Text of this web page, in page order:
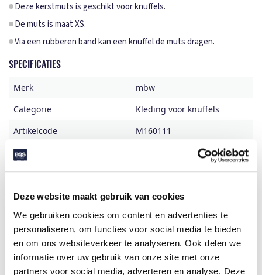
Deze website maakt gebruik van cookies
We gebruiken cookies om content en advertenties te
personaliseren, om functies voor social media te bieden
en om ons websiteverkeer te analyseren. Ook delen we
informatie over uw gebruik van onze site met onze
partners voor social media, adverteren en analyse. Deze
Deze kerstmuts is geschikt voor knuffels.
De muts is maat XS.
Via een rubberen band kan een knuffel de muts dragen.
SPECIFICATIES
Merk
mbw
Categorie
Kleding voor knuffels
Artikelcode
M160111
Formaat
Gewicht
2 gr
Materiaal
Polyester
Aantal in binnenverpaking
50
Artikelen in omdoos
1000
Land van herkomst
China